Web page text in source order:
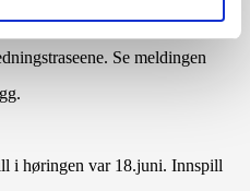
på Håvik øst på Karmøy.
Se meldingen
i høringen var 18.juni. Innspill